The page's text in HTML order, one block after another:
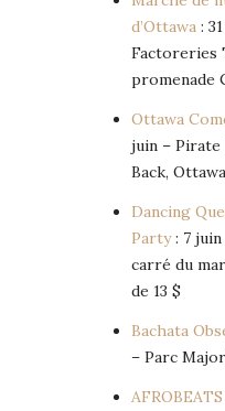
d’Ottawa :
Factoreries
promenade
Ottawa
juin – Pirate
Back,
Dancing
Party: 7 juin
carré du
de 13 $
Bachata
– Parc